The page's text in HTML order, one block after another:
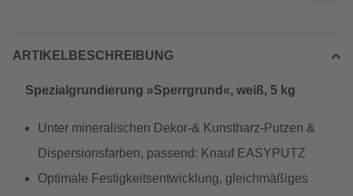
ARTIKELBESCHREIBUNG
Spezialgrundierung »Sperrgrund«, weiß, 5 kg
Unter mineralischen Dekor-& Kunstharz-Putzen &
Dispersionsfarben, passend: Knauf EASYPUTZ
Optimale Festigkeitsentwicklung, gleichmäßiges